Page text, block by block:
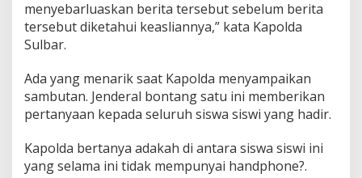
menyebarluaskan berita tersebut sebelum berita
tersebut diketahui keasliannya,” kata Kapolda
Sulbar.
Ada yang menarik saat Kapolda menyampaikan
sambutan. Jenderal bontang satu ini memberikan
pertanyaan kepada seluruh siswa siswi yang hadir.
Kapolda bertanya adakah di antara siswa siswi ini
yang selama ini tidak mempunyai handphone?.